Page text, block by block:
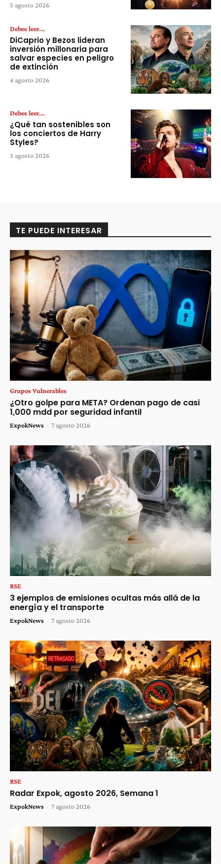
5 agosto 2026
Debes leer...
DiCaprio y Bezos lideran
inversión millonaria para
salvar especies en peligro
de extinción
4 agosto 2026
Debes leer...
¿Qué tan sostenibles son
los conciertos de Harry
Styles?
3 agosto 2026
TE PUEDE INTERESAR
Grupos Vulnerables
¿Otro golpe para META? Ordenan pago de casi
1,000 mdd por seguridad infantil
ExpokNews - 7 agosto 2026
RSE
3 ejemplos de emisiones ocultas más allá de la
energía y el transporte
ExpokNews - 7 agosto 2026
RSE
Radar Expok, agosto 2026, Semana 1
ExpokNews - 7 agosto 2026